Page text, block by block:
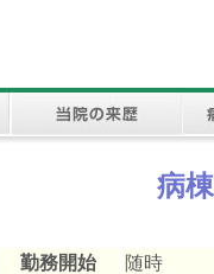
病
勤務開始
随時